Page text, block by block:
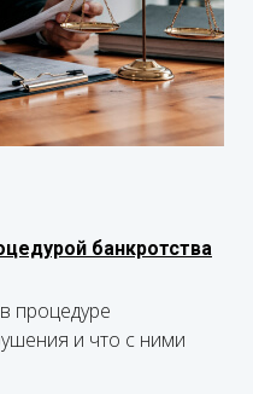
банкротства
процедуре
и что с ними